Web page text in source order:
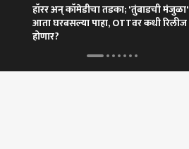
हॉरर अन् कॉमेडीचा तडका; 'तुंबाडची मंजुळा'
आता घरबसल्या पाहा, OTTवर कधी रिलीज
होणार?